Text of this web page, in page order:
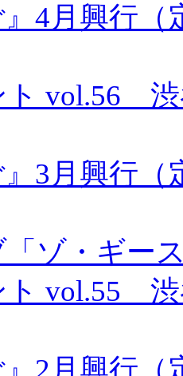
』4月興行
ト vol.56
』3月興行
ゾ・ギー
ト vol.55
』2月興行